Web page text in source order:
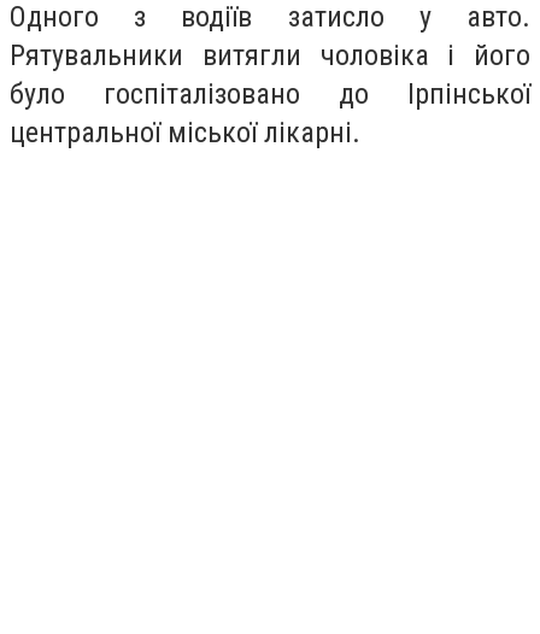
Одного з водіїв затисло у авто.
Рятувальники витягли чоловіка і його
було госпіталізовано до Ірпінської
центральної міської лікарні.